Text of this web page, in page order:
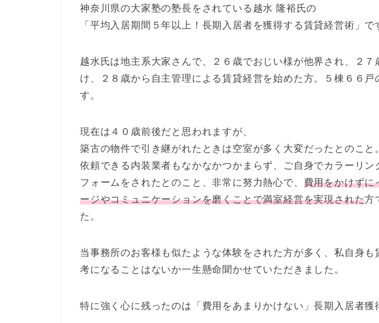
神奈川県の大家塾の塾長をされている越水 隆裕氏の
「平均入居期間５年以上！長期入居者を獲得する賃貸経営術」で
越水氏は地主系大家さんで、２６歳でおじい様が他界され、２７
け、２８歳から自主管理による賃貸経営を始めた方。５棟６６戸
す。
現在は４０歳前後だと思われますが、
築古の物件で引き継がれたときは空室が多く大変だったとのこと
依頼できる内装業者もなかなかつかまらず、ご自身でカラーリン
フォームをされたとのこと、非常に努力熱心で、 費用をかけずに
ージやコミュニケーションを磨くことで満室経営を実現された方
た。
当事務所のお客様も似たような体験をされた方が多く、私自身も
考になることはないか一生懸命聞かせていただきました。
特に強く心に残ったのは 「費用をあまりかけない」長期入居者獲